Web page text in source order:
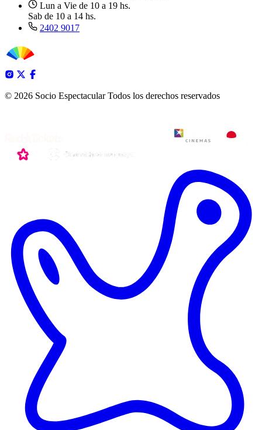
Lun a Vie de 10 a 19 hs.
Sab de 10 a 14 hs.
2402 9017
© 2026 Socio Espectacular Todos los derechos reservados